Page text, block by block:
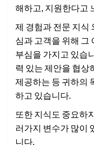
해하고, 지원한다고
제 경험과 전문 지식
심과 고객을 위해 그
부심을 가지고 있습
력 있는 제안을 협상
제공하는 등 귀하의
하고 있습니다.
또한 지식도 중요하
러가지 변수가 많이
니다.